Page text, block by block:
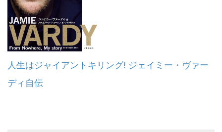
人生はジャイアントキリング! ジェイミー・ヴァー
ディ自伝